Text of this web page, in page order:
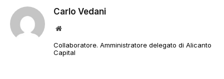
Carlo Vedani
Sito
Collaboratore. Amministratore delegato di Alicanto
Capital